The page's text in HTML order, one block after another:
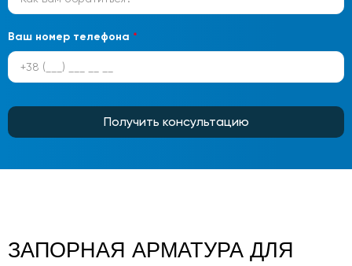
Ваш номер телефона *
Получить консультацию
ЗАПОРНАЯ АРМАТУРА ДЛЯ